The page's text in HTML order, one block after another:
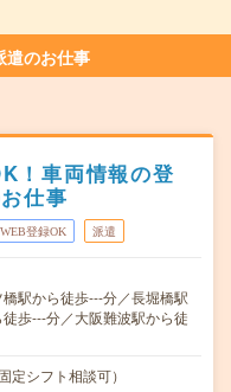
遣のお仕事
！車両情報の登
仕事
WEB登録OK 派遣
駅から徒歩---分／長堀橋駅
歩---分／大阪難波駅から徒
シフト相談可）